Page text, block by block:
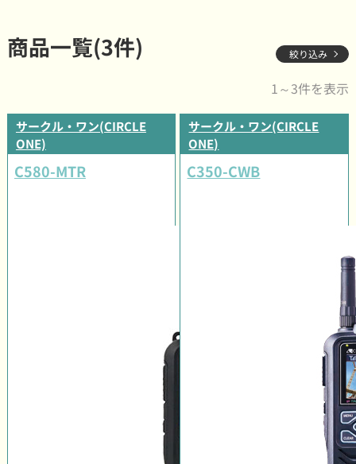
商品一覧(3件) 絞り込み
1～3件を表示
サークル・ワン(CIRCLE
ONE)
C580-MTR
サークル・ワン(CIRCLE
ONE)
C350-CWB